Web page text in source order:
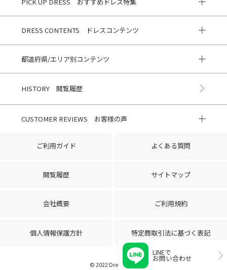
DRESS CONTENTS ドレスコンテンツ
都道府県/エリア別コンテンツ
HISTORY 閲覧履歴
CUSTOMER REVIEWS お客様の声
ご利用ガイド よくある質問
閲覧履歴 サイトマップ
会社概要 ご利用規約
個人情報保護方針 特定商取引法に基づく表記
© 2022 Dress Park
LINEで
お問い合わせ